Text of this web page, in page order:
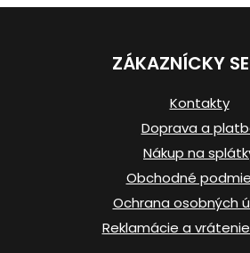
Z
ZÁKAZNÍCKY
Kontakty
Doprava a
Nákup na
Obchodné
Ochrana osobných
Reklamácie a